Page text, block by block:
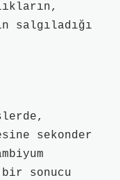
salgıladığı
sekonder
sonucu